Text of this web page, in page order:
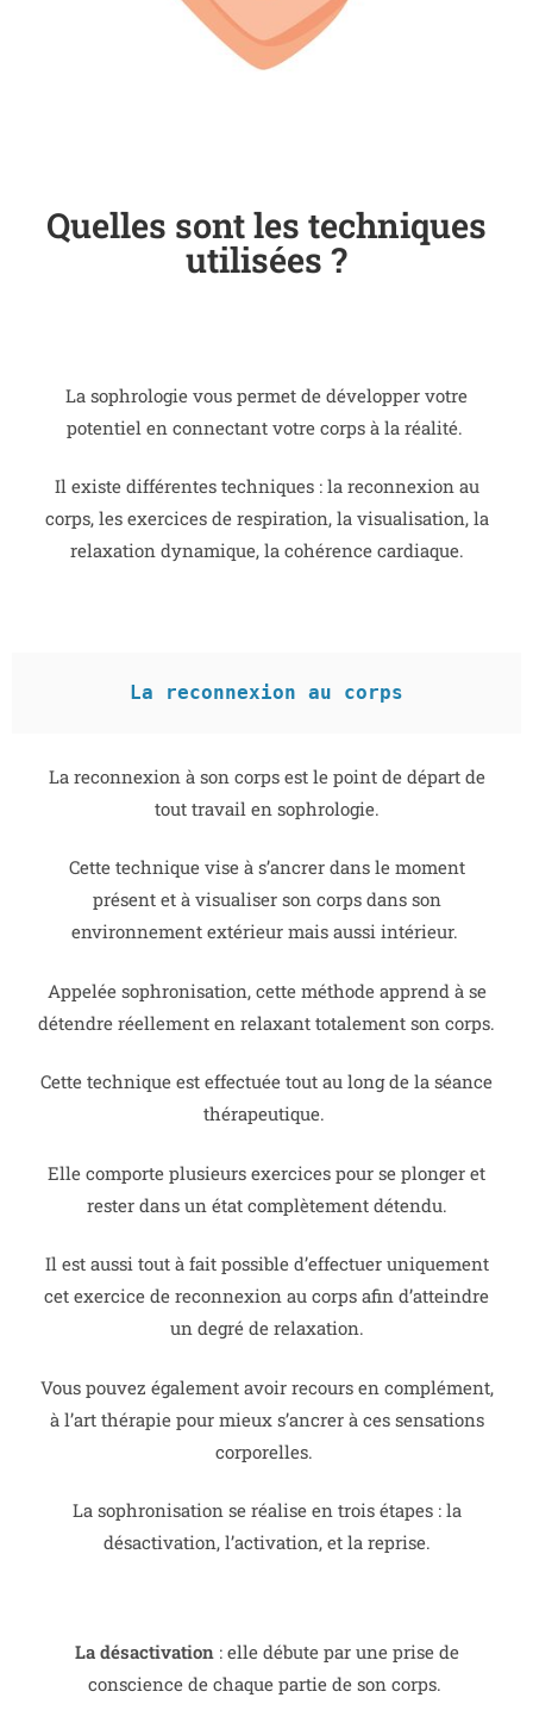
Quelles sont les techniques
utilisées ?
La sophrologie vous permet de développer votre
potentiel en connectant votre corps à la réalité.
Il existe différentes techniques : la reconnexion au
corps, les exercices de respiration, la visualisation, la
relaxation dynamique, la cohérence cardiaque.
La reconnexion au corps
La reconnexion à son corps est le point de départ de
tout travail en sophrologie.
Cette technique vise à s’ancrer dans le moment
présent et à visualiser son corps dans son
environnement extérieur mais aussi intérieur.
Appelée sophronisation, cette méthode apprend à se
détendre réellement en relaxant totalement son corps.
Cette technique est effectuée tout au long de la séance
thérapeutique.
Elle comporte plusieurs exercices pour se plonger et
rester dans un état complètement détendu.
Il est aussi tout à fait possible d’effectuer uniquement
cet exercice de reconnexion au corps afin d’atteindre
un degré de relaxation.
Vous pouvez également avoir recours en complément,
à l’art thérapie pour mieux s’ancrer à ces sensations
corporelles.
La sophronisation se réalise en trois étapes : la
désactivation, l’activation, et la reprise.
La désactivation: elle débute par une prise de
conscience de chaque partie de son corps.